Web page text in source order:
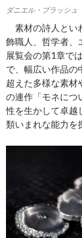
ダニエル・ブラッシュ
素材の詩人とい
飾職人、哲学者、
展覧会の第1章で
で、幅広い作品の
超えた多様な素材
の連作「モネにつ
性を生かして卓越
類いまれな能力を